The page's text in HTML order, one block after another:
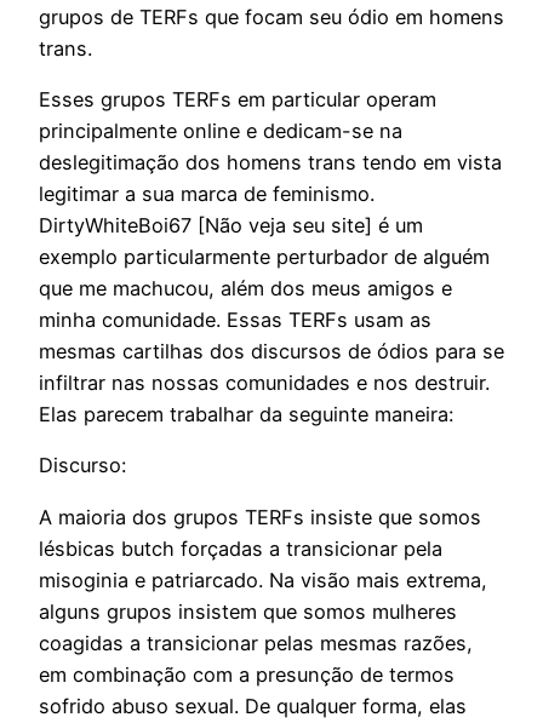
grupos de TERFs que focam seu ódio em homens
trans.
Esses grupos TERFs em particular operam
principalmente online e dedicam-se na
deslegitimação dos homens trans tendo em vista
legitimar a sua marca de feminismo.
DirtyWhiteBoi67 [Não veja seu site] é um
exemplo particularmente perturbador de alguém
que me machucou, além dos meus amigos e
minha comunidade. Essas TERFs usam as
mesmas cartilhas dos discursos de ódios para se
infiltrar nas nossas comunidades e nos destruir.
Elas parecem trabalhar da seguinte maneira:
Discurso:
A maioria dos grupos TERFs insiste que somos
lésbicas butch forçadas a transicionar pela
misoginia e patriarcado. Na visão mais extrema,
alguns grupos insistem que somos mulheres
coagidas a transicionar pelas mesmas razões,
em combinação com a presunção de termos
sofrido abuso sexual. De qualquer forma, elas